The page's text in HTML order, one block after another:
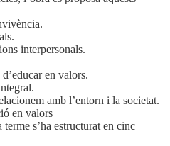
interpersonals.
en valors.
amb l’entorn i la societat.
en valors
s’ha estructurat en cinc